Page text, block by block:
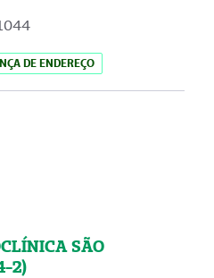
DE ENDEREÇO
SÃO
2)